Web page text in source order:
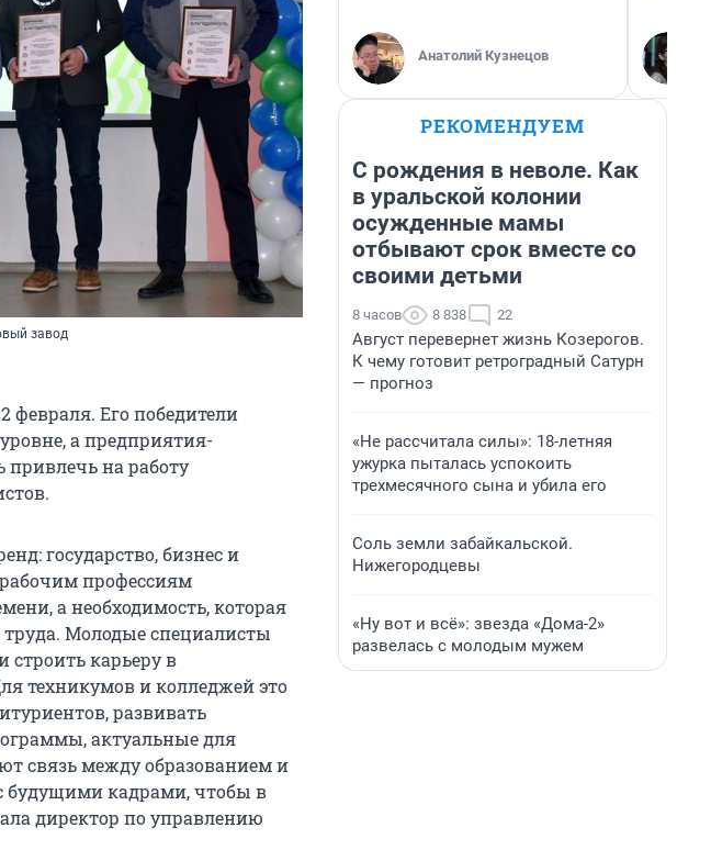
завод
февраля. Его победители
а предприятия-
на работу
государство, бизнес и
профессиям
а необходимость, которая
труда. Молодые специалисты
строить карьеру в
техникумов и колледжей это
развивать
актуальные для
связь между образованием и
будущими кадрами, чтобы в
директор по управлению
Анатолий Кузнецов
РЕКОМЕНДУЕМ
С рождения в неволе. Как
в уральской колонии
осужденные мамы
отбывают срок вместе со
своими детьми
8 часов 8 838 22
Август перевернет жизнь Козерогов.
К чему готовит ретроградный Сатурн
— прогноз
«Не рассчитала силы»: 18-летняя
ужурка пыталась успокоить
трехмесячного сына и убила его
Соль земли забайкальской.
Нижегородцевы
«Ну вот и всё»: звезда «Дома-2»
развелась с молодым мужем